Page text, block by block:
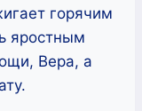
горячим
яростным
Вера, а